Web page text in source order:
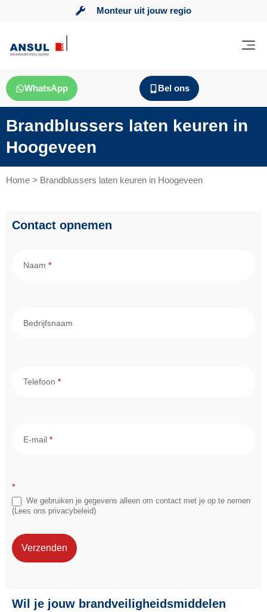
Monteur uit jouw regio
WhatsApp Bel ons
Brandblussers laten keuren in
Hoogeveen
Home > Brandblussers laten keuren in Hoogeveen
Wil je jouw brandveiligheidsmiddelen
Contact opnemen
Naam *
Bedrijfsnaam
Telefoon *
E-mail *
*
We gebruiken je gegevens alleen om contact met je op te nemen
(Lees ons privacybeleid)
Verzenden